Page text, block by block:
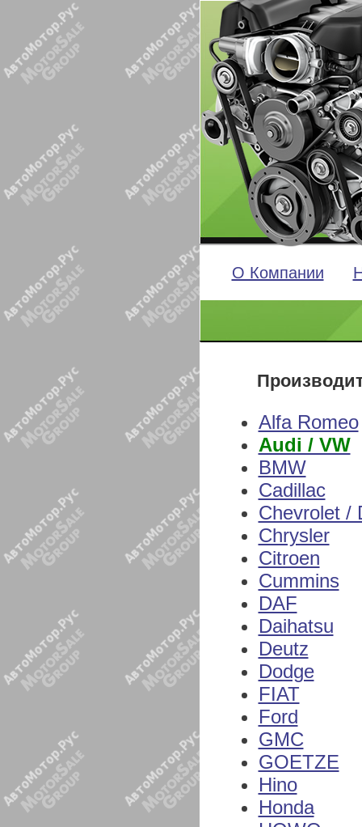
О Компании
Alfa Romeo
Audi / VW
BMW
Cadillac
Chevrolet /
Chrysler
Citroen
Cummins
DAF
Daihatsu
Deutz
Dodge
FIAT
Ford
GMC
GOETZE
Hino
Honda